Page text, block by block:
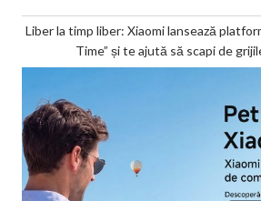
Liber la timp liber: Xiaomi lansează
Time” și te ajută să scapi de